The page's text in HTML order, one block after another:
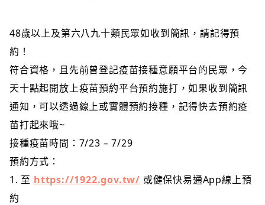
48歲以上及第六八九十類民眾如收到簡訊，請記得預
約！
符合資格，且先前曾登記疫苗接種意願平台的民眾，今
天十點起開放上疫苗預約平台預約施打，如果收到簡訊
通知，可以透過線上或實體預約接種，記得快去預約疫
苗打起來哦~
接種疫苗時間：7/23 – 7/29
預約方式：
1. 至 https://1922.gov.tw/ 或健保快易通App線上預
約